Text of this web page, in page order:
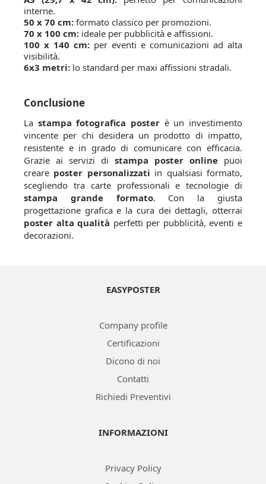
interne.
50 x 70 cm: formato classico per promozioni.
70 x 100 cm: ideale per pubblicità e affissioni.
100 x 140 cm: per eventi e comunicazioni ad alta
visibilità.
6x3 metri: lo standard per maxi affissioni stradali.
Conclusione
La stampa fotografica poster è un investimento
vincente per chi desidera un prodotto di impatto,
resistente e in grado di comunicare con efficacia.
Grazie ai servizi di stampa poster online puoi
creare poster personalizzati in qualsiasi formato,
scegliendo tra carte professionali e tecnologie di
stampa grande formato. Con la giusta
progettazione grafica e la cura dei dettagli, otterrai
poster alta qualità perfetti per pubblicità, eventi e
decorazioni.
EASYPOSTER
Company profile
Certificazioni
Dicono di noi
Contatti
Richiedi Preventivi
INFORMAZIONI
Privacy Policy